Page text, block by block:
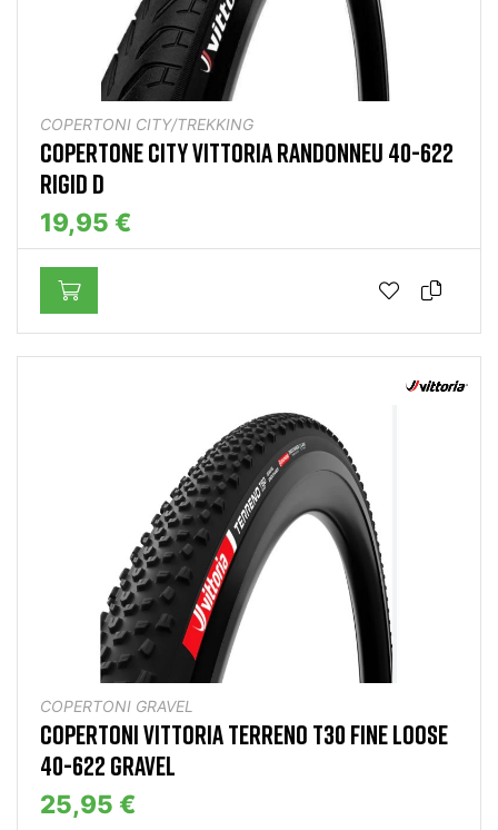
COPERTONI CITY/TREKKING
COPERTONE CITY VITTORIA RANDONNEU 40-622
RIGID D
19,95 €
COPERTONI GRAVEL
COPERTONI VITTORIA TERRENO T30 FINE LOOSE
40-622 GRAVEL
25,95 €